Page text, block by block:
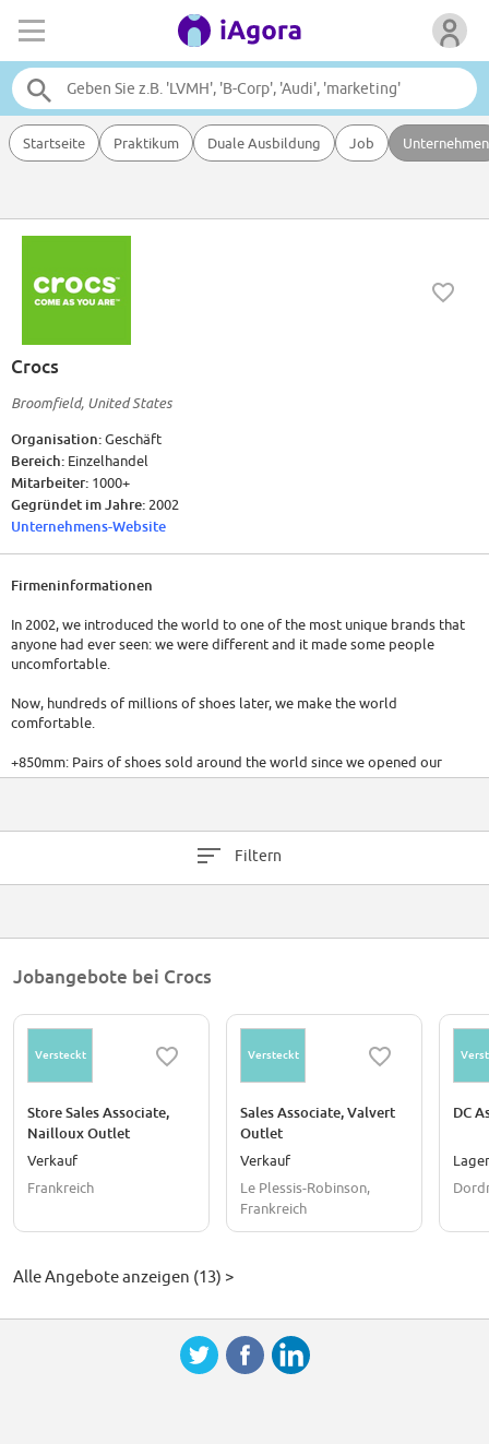
Startseite Praktikum Duale Ausbildung Job Unternehmen
Crocs
Broomfield, United States
Organisation:Geschäft
Bereich: Einzelhandel
Mitarbeiter: 1000+
Gegründet im Jahre: 2002
Unternehmens-Website
Firmeninformationen
In 2002, we introduced the world to one of the most unique brands that
anyone had ever seen: we were different and it made some people
uncomfortable.
Now, hundreds of millions of shoes later, we make the world
comfortable.
+850mm: Pairs of shoes sold around the world since we opened our
doors in 2002
+5900: Employees worldwide spanning corporate HQ, regional offices,
athletic footwear brands
+5.3mm: Followers on our social media accounts around the world
+2yrs: Average tenure of our global Crocs employees
Filtern
Jobangebote bei Crocs
Versteckt
Store Sales Associate,
Nailloux Outlet
Verkauf
Frankreich
Versteckt
Sales Associate, Valvert
Outlet
Verkauf
Le Plessis-Robinson,
Frankreich
DC
Alle Angebote anzeigen (13) >